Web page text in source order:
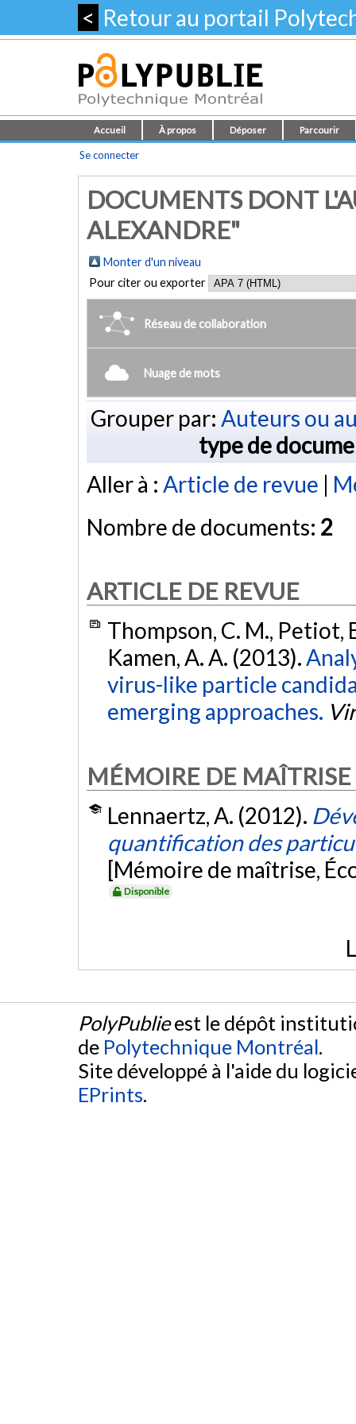
< Retour au portail
Accueil À propos Déposer Parcourir
Se connecter
DOCUMENTS DONT
ALEXANDRE"
Monter d'un niveau
Pour citer ou exporter
Réseau de collaboration
Nuage de mots
Grouper par: Auteurs ou
type de
Aller à : Article de revue |
Nombre de documents: 2
ARTICLE DE REVUE
Thompson, C. M., Petiot,
Kamen, A. A. (2013).
virus-like particle
emerging approaches.
MÉMOIRE DE MAÎTRISE
Lennaertz, A. (2012).
quantification des
[Mémoire de maîtrise,
Disponible
PolyPublieest le dépôt
de Polytechnique Montréal.
Site développé à l'aide du
EPrints.